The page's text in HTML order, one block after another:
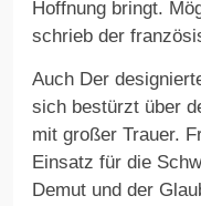
Hoffnung bringt.
schrieb der
Auch Der
sich bestürzt über
mit großer Trauer.
Einsatz für die
Demut und der